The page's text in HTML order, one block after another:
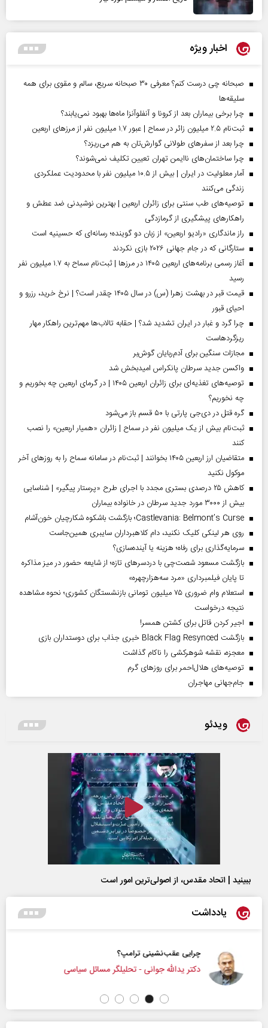
اخبار ویژه
صبحانه چی درست کنم؟ معرفی ۳۰ صبحانه سریع، سالم و مقوی برای همه
سلیقه‌ها
چرا برخی بیماران بعد از کرونا و آنفلوآنزا ماه‌ها بهبود نمی‌یابند؟
ثبت‌نام ۲.۵ میلیون زائر در سماح | عبور ۱.۷ میلیون نفر از مرز‌های اربعین
چرا بعد از سفرهای طولانی گوارش‌تان به هم می‌ریزد؟
چرا ساختمان‌های ناایمن تهران تعیین تکلیف نمی‌شوند؟
آمار معلولیت در ایران | بیش از ۱۰.۵ میلیون نفر با محدودیت عملکردی
زندگی می‌کنند
توصیه‌های طب سنتی برای زائران اربعین | بهترین نوشیدنی ضد عطش و
راهکارهای پیشگیری از گرمازدگی
راز ماندگاری «رادیو اربعین» از زبان دو گوینده؛ رسانه‌ای که حسینیه است
ستارگانی که در جام جهانی ۲۰۲۶ بازی نکردند
آغاز رسمی برنامه‌های اربعین ۱۴۰۵ در مرز‌ها | ثبت‌نام سماح به ۱.۷ میلیون نفر
رسید
قیمت قبر در بهشت زهرا (س) در سال ۱۴۰۵ چقدر است؟ | نرخ خرید، رزرو و
احیای قبور
چرا گرد و غبار در ایران تشدید شد؟ | حقابه تالاب‌ها مهم‌ترین راهکار مهار
ریزگردهاست
مجازات سنگین برای آدم‌ربایان گوش‌بر
واکسن جدید سرطان پانکراس امیدبخش شد
توصیه‌های تغذیه‌ای برای زائران اربعین ۱۴۰۵ | در گرمای اربعین چه بخوریم و
چه نخوریم؟
گره قتل در دی‌جی پارتی با ۵۰ قسم باز می‌شود
ثبت‌نام بیش از یک میلیون نفر در سماح | زائران «همیار اربعین» را نصب
کنند
متقاضیان ارز اربعین ۱۴۰۵ بخوانند | ثبت‌نام در سامانه سماح را به روز‌های آخر
موکول نکنید
کاهش ۲۵ درصدی بستری مجدد با اجرای طرح «پرستار پیگیر» | شناسایی
بیش از ۳۰۰۰ مورد جدید سرطان در خانواده بیماران
Castlevania: Belmont’s Curse؛ بازگشت باشکوه شکارچیان خون‌آشام
روی هر لینکی کلیک نکنید، دام کلاهبرداران سایبری همین‌جاست
سرمایه‌گذاری برای رفاه؛ هزینه یا آینده‌سازی؟
بازگشت مسعود شصت‌چی با دردسر‌های تازه؛ از شایعه حضور در میز مذاکره
تا پایان فیلمبرداری «مرد سه‌هزارچهره»
استعلام وام ضروری ۷۵ میلیون تومانی بازنشستگان کشوری؛ نحوه مشاهده
نتیجه درخواست
اجیر کردن قاتل برای کشتن همسر!
بازگشت Black Flag Resynced خبری جذاب برای دوستداران بازی
معجزه، نقشه شوهرکشی را ناکام گذاشت
توصیه‌های هلال‌احمر برای روز‌های گرم
جام‌جهانی مهاجران
ویدئو
ببینید | اتحاد مقدس، از اصولی‌ترین امور است
یادداشت
چرایی عقب‌نشینی ترامپ؟
دکتر یدالله جوانی - تحلیلگر مسائل سیاسی